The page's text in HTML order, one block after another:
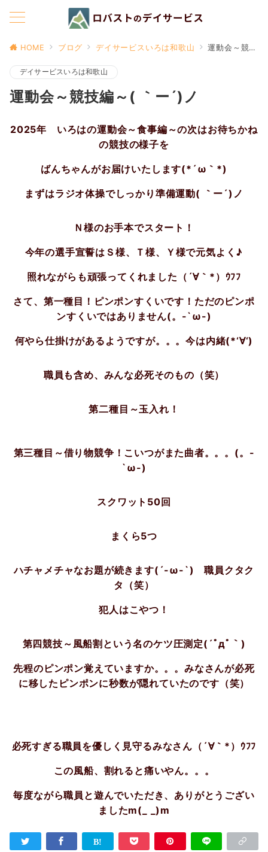
HOME ブログ デイサービスいろは和歌山 運動会～競技編～( ｀ー´)ノ
デイサービスいろは和歌山
運動会～競技編～( ｀ー´)ノ
2025年 いろはの運動会～食事編～の次はお待ちかね
の競技の様子を
ばんちゃんがお届けいたします(*´ω｀*)
まずはラジオ体操でしっかり準備運動( ｀ー´)ノ
Ｎ様のお手本でスタート！
今年の選手宣誓はＳ様、Ｔ様、Ｙ様で元気よく♪
照れながらも頑張ってくれました（´∀｀*）ｳﾌﾌ
さて、第一種目！ピンポンすくいです！ただのピンポ
ンすくいではありません(。-`ω-)
何やら仕掛けがあるようですが。。。今は内緒(*‘∀‘)
職員も含め、みんな必死そのもの（笑）
第二種目～玉入れ！
第三種目～借り物競争！こいつがまた曲者。。。(。-
`ω-)
スクワット50回
まくら5つ
ハチャメチャなお題が続きます(´-ω-`) 職員クタク
タ（笑）
犯人はこやつ！
第四競技～ 風船割という名のケツ圧測定(´ﾟдﾟ｀)
先程のピンポン覚えていますか。。。みなさんが必死
に移したピンポンに秒数が隠れていたのです（笑）
必死すぎる職員を優しく見守るみなさん（´∀｀*）ｳﾌﾌ
この風船、割れると痛いやん。。。
毎度ながら職員と遊んでいただき、ありがとうござい
ましたm(_ _)m